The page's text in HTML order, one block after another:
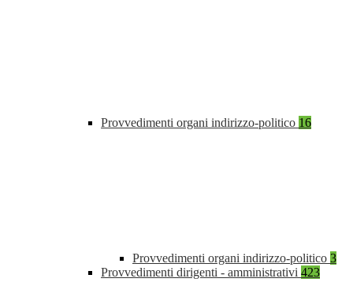
Provvedimenti organi indirizzo-politico 16
Provvedimenti organi indirizzo-politico 3
Provvedimenti dirigenti - amministrativi 423